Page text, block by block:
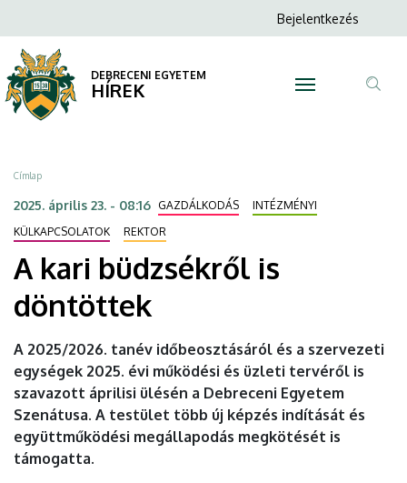
kari
büdzsékről
döntöttek
DEBRECENI
EGYETEM
a
tartalomra
Anonim
menüje
Bejelentkezés
DEBRECENI EGYETEM
HÍREK
Morzsa
Címlap
2025. április 23. - 08:16 GAZDÁLKODÁS
INTÉZMÉNYI
KÜLKAPCSOLATOK
REKTOR
A kari büdzsékről is
döntöttek
A 2025/2026. tanév időbeosztásáról és a szervezeti
egységek 2025. évi működési és üzleti tervéről is
szavazott áprilisi ülésén a Debreceni Egyetem
Szenátusa. A testület több új képzés indítását és
együttműködési megállapodás megkötését is
támogatta.